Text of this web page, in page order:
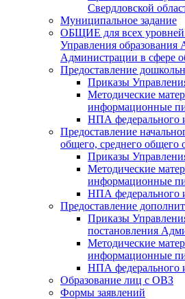
Свердловской
Муниципальное задание
ОБЩИЕ для всех уровней
Управления
Администрации в сфере
Предоставление
Приказы
Методические
информационные
НПА федерального
Предоставление
общего, среднего общего
Приказы
Методические
информационные
НПА федерального
Предоставление
Приказы
постановления
Методические
информационные
НПА федерального
Образование лиц с ОВЗ
Формы заявлений